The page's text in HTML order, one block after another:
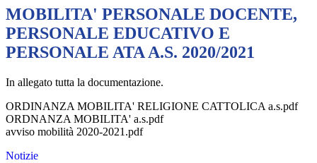
MOBILITA' PERSONALE DOCENTE,
PERSONALE EDUCATIVO E
PERSONALE ATA A.S. 2020/2021
In allegato tutta la documentazione.
ORDINANZA MOBILITA' RELIGIONE CATTOLICA a.s.pdf
ORDNANZA MOBILITA' a.s.pdf
avviso mobilità 2020-2021.pdf
Notizie